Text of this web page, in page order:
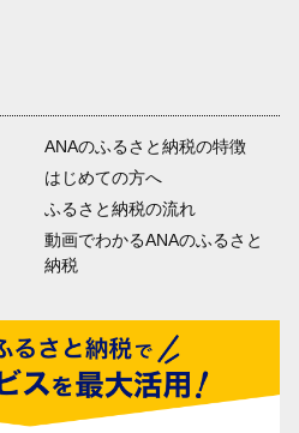
ANAのふるさと納税の特徴
はじめての方へ
ふるさと納税の流れ
動画でわかるANAのふるさと
納税